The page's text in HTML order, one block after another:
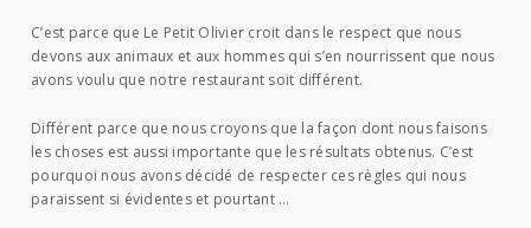
C’est parce que Le Petit Olivier croit dans le respect que nous
devons aux animaux et aux hommes qui s’en nourrissent que nous
avons voulu que notre restaurant soit différent.
Différent parce que nous croyons que la façon dont nous faisons
les choses est aussi importante que les résultats obtenus. C’est
pourquoi nous avons décidé de respecter ces règles qui nous
paraissent si évidentes et pourtant …